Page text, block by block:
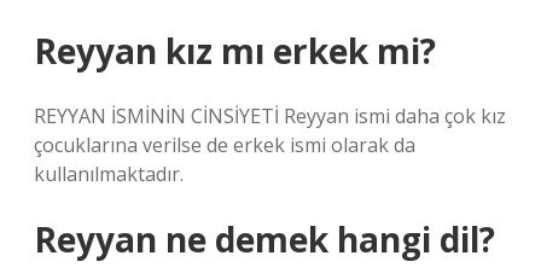
Reyyan kız mı erkek mi?
REYYAN İSMİNİN CİNSİYETİ Reyyan ismi daha çok kız
çocuklarına verilse de erkek ismi olarak da
kullanılmaktadır.
Reyyan ne demek hangi dil?